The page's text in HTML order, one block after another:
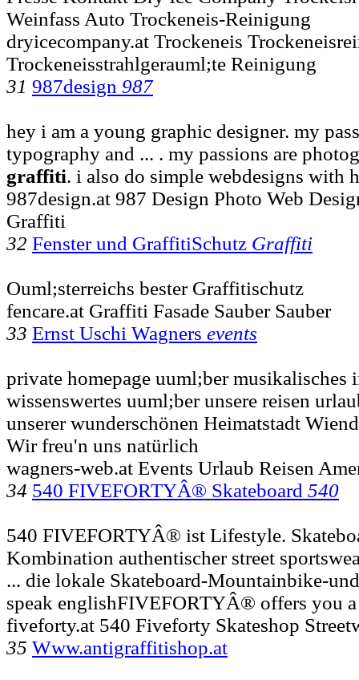
Weinfass Auto Trockeneis-Reinigung
dryicecompany.at Trockeneis
Trockeneisstrahlgerauml;te Reinigung
31 987design 987
hey i am a young graphic designer. my
typography and ... . my passions are
graffiti. i also do simple webdesigns with
987design.at 987 Design Photo Web
Graffiti
32 Fenster und GraffitiSchutz Graffiti
Ouml;sterreichs bester Graffitischutz
fencare.at Graffiti Fasade Sauber Sauber
33 Ernst Uschi Wagners events
private homepage uuml;ber musikalisches
wissenswertes uuml;ber unsere reisen
unserer wunderschönen Heimatstadt
Wir freu'n uns natürlich
wagners-web.at Events Urlaub Reisen
34 540 FIVEFORTYÂ® Skateboard 540
540 FIVEFORTYÂ® ist Lifestyle.
Kombination authentischer street
... die lokale Skateboard-Mountainbike-
speak englishFIVEFORTYÂ® offers you a
fiveforty.at 540 Fiveforty Skateshop
35 Www.antigraffitishop.at